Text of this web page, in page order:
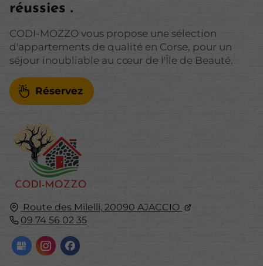
Route des Milelli, 20090 AJACCIO
09 74 56 02 35
réussies .
CODI-MOZZO vous propose une sélection
d'appartements de qualité en Corse, pour un
séjour inoubliable au cœur de l'Île de Beauté.
Réservez